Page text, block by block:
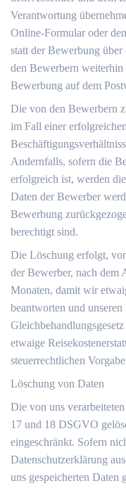
Verantwortung
Online-Formular oder
statt der Bewerbung
den Bewerbern
Bewerbung auf dem
Die von den Bewerbern
im Fall einer
Andernfalls, sofern die
erfolgreich ist, werden
Daten der Bewerber
Bewerbung
berechtigt sind.
Die Löschung erfolgt,
der Bewerber, nach dem
Monaten, damit wir
beantworten und
etwaige
steuerrechtlichen
Löschung von Daten
Die von uns
17 und 18 DSGVO
eingeschränkt. Sofern
Datenschutzerklärung
uns gespeicherten Daten